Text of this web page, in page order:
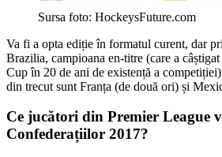
Sursa foto: HockeysFuture.com
Va fi a opta ediție în formatul curent, dar
Brazilia, campioana en-titre (care a
Cup în 20 de ani de existență a
din trecut sunt Franța (de două ori) și
Ce jucători din Premier League
Confederațiilor 2017?